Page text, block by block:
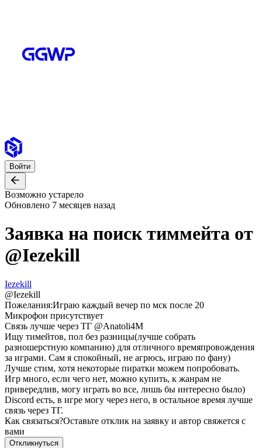
Войти
Возможно устарело
Обновлено 7 месяцев назад
Заявка на поиск тиммейта от
@Iezekill
Iezekill
@Iezekill
Пожелания:Играю каждый вечер по мск после 20
Микрофон присутствует
Связь лучше через ТГ @Anatoli4M
Ищу тимейтов, пол без разницы(лучше собрать
разношерстную компанию) для отличного времяпровождения
за играми. Сам я спокойный, не агрюсь, играю по фану)
Лучше стим, хотя некоторые пиратки можем попробовать.
Игр много, если чего нет, можно купить, к жанрам не
привередлив, могу играть во все, лишь бы интересно было)
Discord есть, в игре могу через него, в остальное время лучше
связь через ТГ.
Как связаться?Оставьте отклик на заявку и автор свяжется с
вами
Откликнуться